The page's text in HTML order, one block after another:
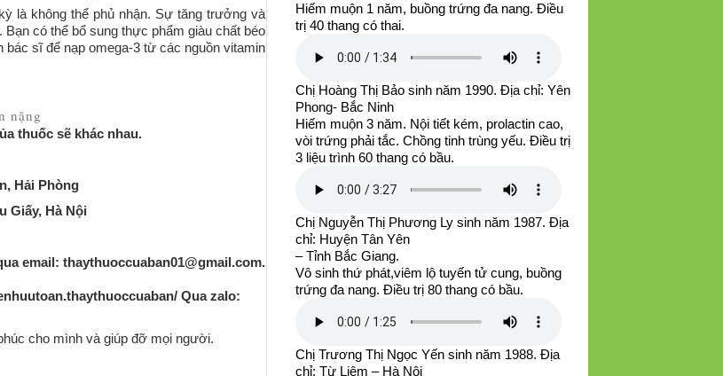
là không thể phủ nhận. Sự tăng trưởng và
Bạn có thể bổ sung thực phẩm giàu chất béo
sĩ để nạp omega-3 từ các nguồn vitamin
nặng
thuốc sẽ khác nhau.
Hải Phòng
Giấy, Hà Nội
email: thaythuoccuaban01@gmail.com.
Qua zalo:
cho mình và giúp đỡ mọi người.
Hiếm muộn 1 năm, buồng trứng đa nang. Điều
trị 40 thang có thai.
Chị Hoàng Thị Bảo sinh năm 1990. Địa chỉ: Yên
Phong- Bắc Ninh
Hiếm muộn 3 năm. Nội tiết kém, prolactin cao,
vòi trứng phải tắc. Chồng tinh trùng yếu. Điều trị
3 liệu trình 60 thang có bầu.
Chị Nguyễn Thị Phương Ly sinh năm 1987. Địa
chỉ: Huyện Tân Yên
– Tỉnh Bắc Giang.
Vô sinh thứ phát,viêm lộ tuyến tử cung, buồng
trứng đa nang. Điều trị 80 thang có bầu.
Chị Trương Thị Ngọc Yến sinh năm 1988. Địa
chỉ: Từ Liêm – Hà Nội